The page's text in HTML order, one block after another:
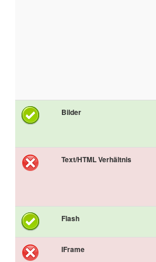
Bilder
Text/HTML Verhältnis
Flash
IFrame